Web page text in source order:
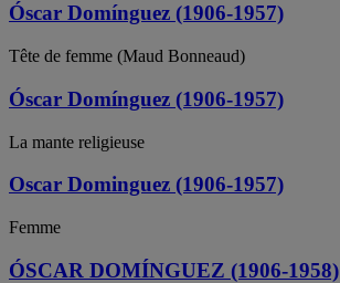
Óscar Domínguez (1906-1957)
Tête de femme (Maud Bonneaud)
Óscar Domínguez (1906-1957)
La mante religieuse
Oscar Dominguez (1906-1957)
Femme
ÓSCAR DOMÍNGUEZ (1906-1958)